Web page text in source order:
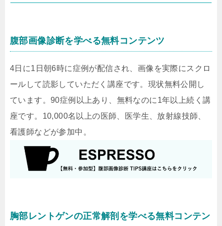
腹部画像診断を学べる無料コンテンツ
4日に1日朝6時に症例が配信され、画像を実際にスクロ
ールして読影していただく講座です。現状無料公開し
ています。90症例以上あり、無料なのに1年以上続く講
座です。10,000名以上の医師、医学生、放射線技師、
看護師などが参加中。
胸部レントゲンの正常解剖を学べる無料コンテン